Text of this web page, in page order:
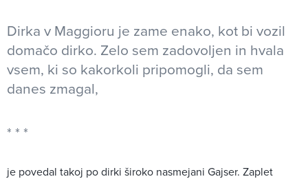
Dirka v Maggioru je zame enako, kot bi vozil
domačo dirko. Zelo sem zadovoljen in hvala
vsem, ki so kakorkoli pripomogli, da sem
danes zmagal,
je povedal takoj po dirki široko nasmejani Gajser. Zaplet